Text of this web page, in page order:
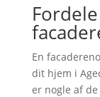
En
dit hjem i
er nogle af